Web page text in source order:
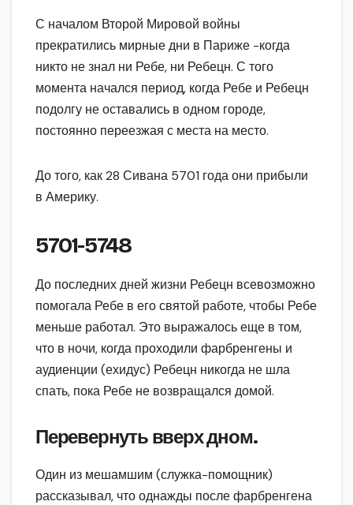
С началом Второй Мировой войны
прекратились мирные дни в Париже -когда
никто не знал ни Ребе, ни Ребецн. С того
момента начался период, когда Ребе и Ребецн
подолгу не оставались в одном городе,
постоянно переезжая с места на место.
До того, как 28 Сивана 5701 года они прибыли
в Америку.
5701-5748
До последних дней жизни Ребецн всевозможно
помогала Ребе в его святой работе, чтобы Ребе
меньше работал. Это выражалось еще в том,
что в ночи, когда проходили фарбренгены и
аудиенции (ехидус) Ребецн никогда не шла
спать, пока Ребе не возвращался домой.
Перевернуть вверх дном.
Один из мешамшим (служка-помощник)
рассказывал, что однажды после фарбренгена